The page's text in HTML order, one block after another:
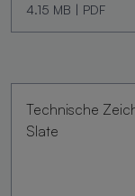
4.15 MB | PDF
Technische
Slate